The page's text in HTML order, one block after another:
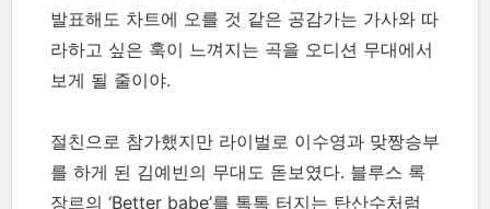
발표해도 차트에 오를 것 같은 공감가는 가사와 따
라하고 싶은 훅이 느껴지는 곡을 오디션 무대에서
보게 될 줄이야.
절친으로 참가했지만 라이벌로 이수영과 맞짱승부
를 하게 된 김예빈의 무대도 돋보였다. 블루스 록
장르의 ‘Better babe’를 톡톡 터지는 탄산수처럼